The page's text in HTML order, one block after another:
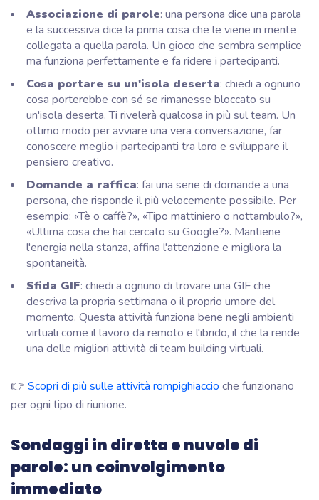
Associazione di parole: una persona dice una parola
e la successiva dice la prima cosa che le viene in mente
collegata a quella parola. Un gioco che sembra semplice
ma funziona perfettamente e fa ridere i partecipanti.
Cosa portare su un'isola deserta: chiedi a ognuno
cosa porterebbe con sé se rimanesse bloccato su
un'isola deserta. Ti rivelerà qualcosa in più sul team. Un
ottimo modo per avviare una vera conversazione, far
conoscere meglio i partecipanti tra loro e sviluppare il
pensiero creativo.
Domande a raffica: fai una serie di domande a una
persona, che risponde il più velocemente possibile. Per
esempio: «Tè o caffè?», «Tipo mattiniero o nottambulo?»,
«Ultima cosa che hai cercato su Google?». Mantiene
l'energia nella stanza, affina l'attenzione e migliora la
spontaneità.
Sfida GIF: chiedi a ognuno di trovare una GIF che
descriva la propria settimana o il proprio umore del
momento. Questa attività funziona bene negli ambienti
virtuali come il lavoro da remoto e l'ibrido, il che la rende
una delle migliori attività di team building virtuali.
👉 Scopri di più sulle attività rompighiaccio che funzionano
per ogni tipo di riunione.
Sondaggi in diretta e nuvole di
parole: un coinvolgimento
immediato